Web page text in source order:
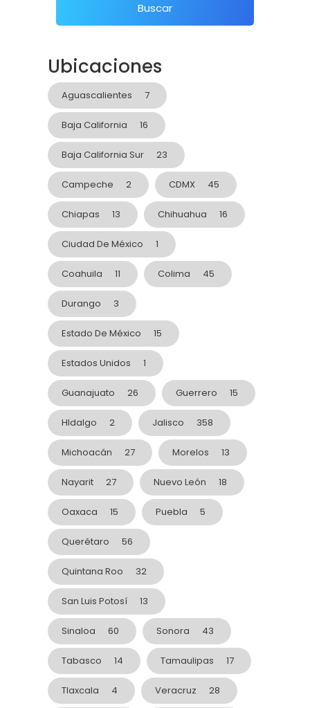
Buscar
Ubicaciones
Aguascalientes 7
Baja California 16
Baja California Sur 23
Campeche 2 CDMX 45
Chiapas 13 Chihuahua 16
Ciudad De México 1
Coahuila 11 Colima 45
Durango 3
Estado De México 15
Estados Unidos 1
Guanajuato 26 Guerrero 15
HIdalgo 2 Jalisco 358
Michoacán 27 Morelos 13
Nayarit 27 Nuevo León 18
Oaxaca 15 Puebla 5
Querétaro 56
Quintana Roo 32
San Luis Potosí 13
Sinaloa 60 Sonora 43
Tabasco 14 Tamaulipas 17
Tlaxcala 4 Veracruz 28